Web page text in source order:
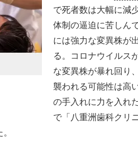
で死者数は大幅に減
体制の逼迫に苦しん
には強力な変異株が
る。コロナウイルス
な変異株が暴れ回り
襲われる可能性は高
の手入れに力を入れ
で「八重洲歯科クリ